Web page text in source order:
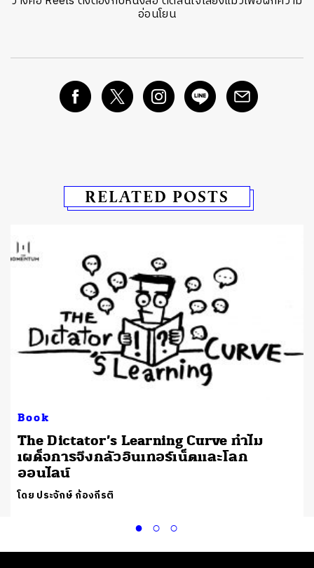
อ่อนโยน
RELATED POSTS
Book
The Dictator’s Learning Curve ทำไม
เผด็จการจึงกลัวอินเทอร์เน็ตและโลก
ออนไลน์
โดย ประจักษ์ ก้องกีรติ